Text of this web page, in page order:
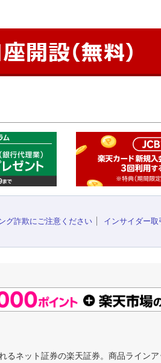
グ詐欺にご注意ください インサイダー取
ネット証券の楽天証券。商品ライン